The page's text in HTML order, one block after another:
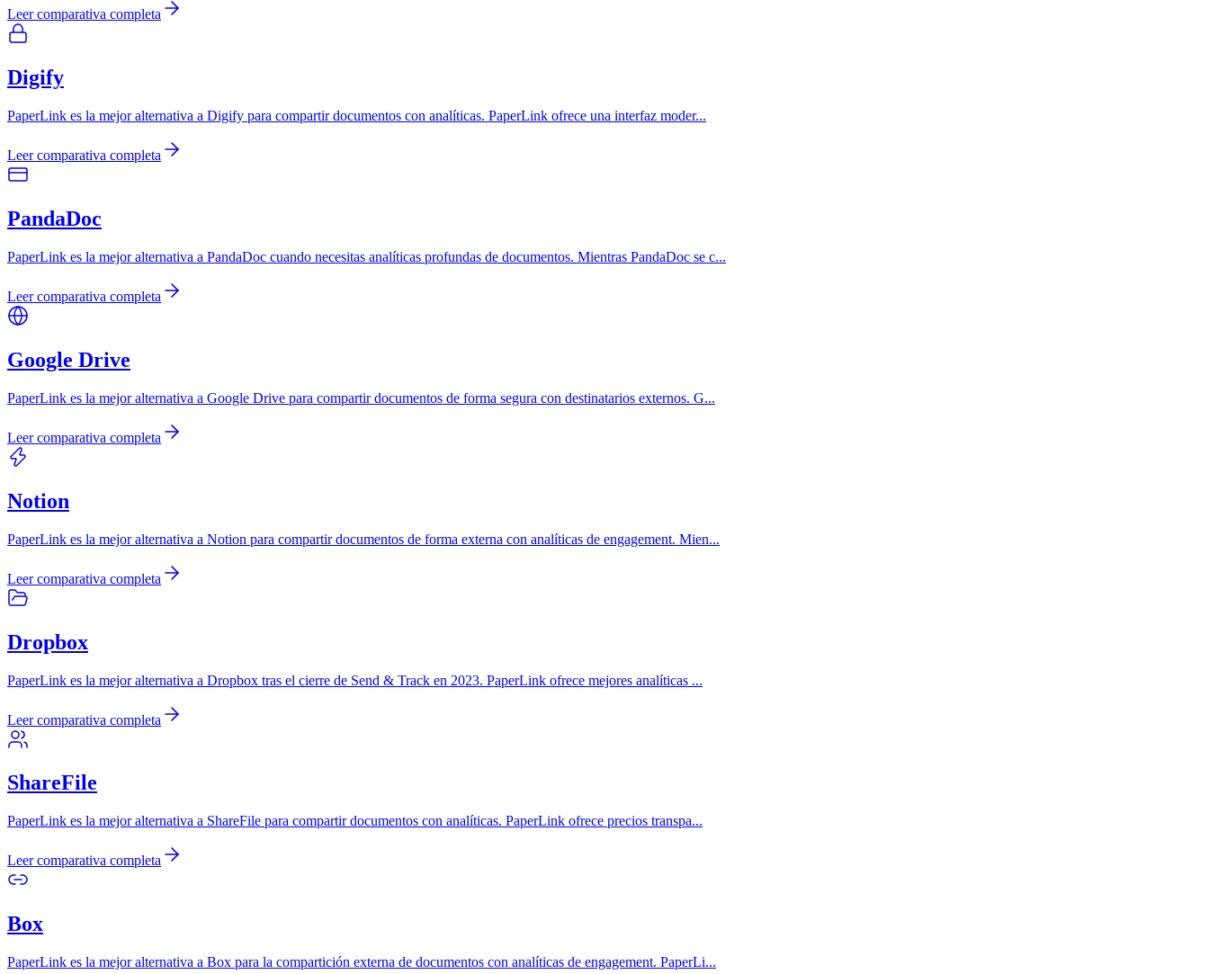
Leer comparativa completa
Digify
PaperLink es la mejor alternativa a Digify para compartir documentos con analíticas. PaperLink ofrece una interfaz moder...
Leer comparativa completa
PandaDoc
PaperLink es la mejor alternativa a PandaDoc cuando necesitas analíticas profundas de documentos. Mientras PandaDoc se c...
Leer comparativa completa
Google Drive
PaperLink es la mejor alternativa a Google Drive para compartir documentos de forma segura con destinatarios externos. G...
Leer comparativa completa
Notion
PaperLink es la mejor alternativa a Notion para compartir documentos de forma externa con analíticas de engagement. Mien...
Leer comparativa completa
Dropbox
PaperLink es la mejor alternativa a Dropbox tras el cierre de Send & Track en 2023. PaperLink ofrece mejores analíticas ...
Leer comparativa completa
ShareFile
PaperLink es la mejor alternativa a ShareFile para compartir documentos con analíticas. PaperLink ofrece precios transpa...
Leer comparativa completa
Box
PaperLink es la mejor alternativa a Box para la compartición externa de documentos con analíticas de engagement. PaperLi...